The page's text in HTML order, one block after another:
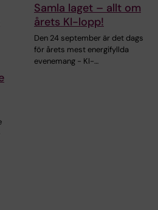
Samla laget – allt om
årets KI-lopp!
Den 24 september är det dags
för årets mest energifyllda
evenemang - KI-…